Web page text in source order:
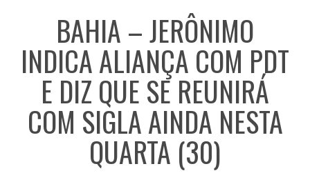
BAHIA – JERÔNIMO
INDICA ALIANÇA COM PDT
E DIZ QUE SE REUNIRÁ
COM SIGLA AINDA NESTA
QUARTA (30)